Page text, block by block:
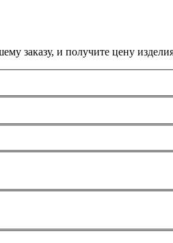
заказу, и получите цену